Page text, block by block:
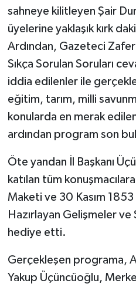
sahneye kilitleyen Şair
üyelerine yaklaşık kırk
Ardından, Gazeteci Zafer
Sıkça Sorulan Soruları
iddia edilenler ile
eğitim, tarım, milli
konularda en merak
ardından program son
Öte yandan İl Başkanı
katılan tüm
Maketi ve 30 Kasım 1853
Hazırlayan Gelişmeler ve
hediye etti.
Gerçekleşen programa,
Yakup Üçüncüoğlu,